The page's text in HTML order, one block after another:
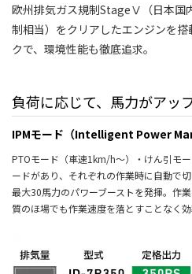
欧州排気ガス規制StageⅤ（日本国
制相当）をクリアしたエンジンを
クで、環境性能も徹底追求。
負荷に応じて、馬力がアッ
IPMモード（Intelligent Power
PTOモード（車速1km/h～）・けん引モ
ードがあり、それぞれの作業時に自動で
最大30馬力のパワーブーストを発揮。作
質のほ場でも作業速度を落とすことなく効